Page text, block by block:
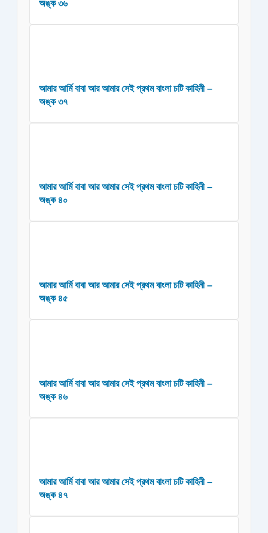
অঙ্ক ৩৬
আমার আর্মি বাবা আর আমার সেই প্রথম বাংলা চটি কাহিনী –
অঙ্ক ৩৭
আমার আর্মি বাবা আর আমার সেই প্রথম বাংলা চটি কাহিনী –
অঙ্ক ৪০
আমার আর্মি বাবা আর আমার সেই প্রথম বাংলা চটি কাহিনী –
অঙ্ক ৪৫
আমার আর্মি বাবা আর আমার সেই প্রথম বাংলা চটি কাহিনী –
অঙ্ক ৪৬
আমার আর্মি বাবা আর আমার সেই প্রথম বাংলা চটি কাহিনী –
অঙ্ক ৪৭